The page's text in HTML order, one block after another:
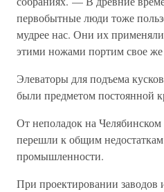
первобытные люди тоже
мудрее нас. Они их
этими ножами портим свое же
Элеваторы для подъема
были предметом постоянной
От неполадок на
перешли к общим
промышленности.
При проектировании заводов